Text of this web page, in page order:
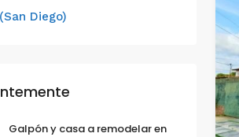
Diego)
Galpón y casa a remodelar en